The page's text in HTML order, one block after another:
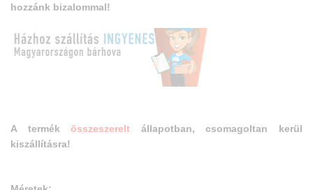
hozzánk bizalommal!
A termékösszeszerelt állapotban, csomagoltan kerül
kiszállításra!